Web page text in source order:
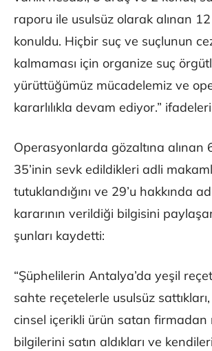
raporu ile usulsüz olarak alınan
konuldu. Hiçbir suç ve suçlunun
kalmaması için organize suç
yürüttüğümüz mücadelemiz ve
kararlılıkla devam ediyor.”
Operasyonlarda gözaltına alınan
35’inin sevk edildikleri adli
tutuklandığını ve 29’u hakkında
kararının verildiği bilgisini
şunları kaydetti:
“Şüphelilerin Antalya’da yeşil
sahte reçetelerle usulsüz
cinsel içerikli ürün satan firmadan
bilgilerini satın aldıkları ve